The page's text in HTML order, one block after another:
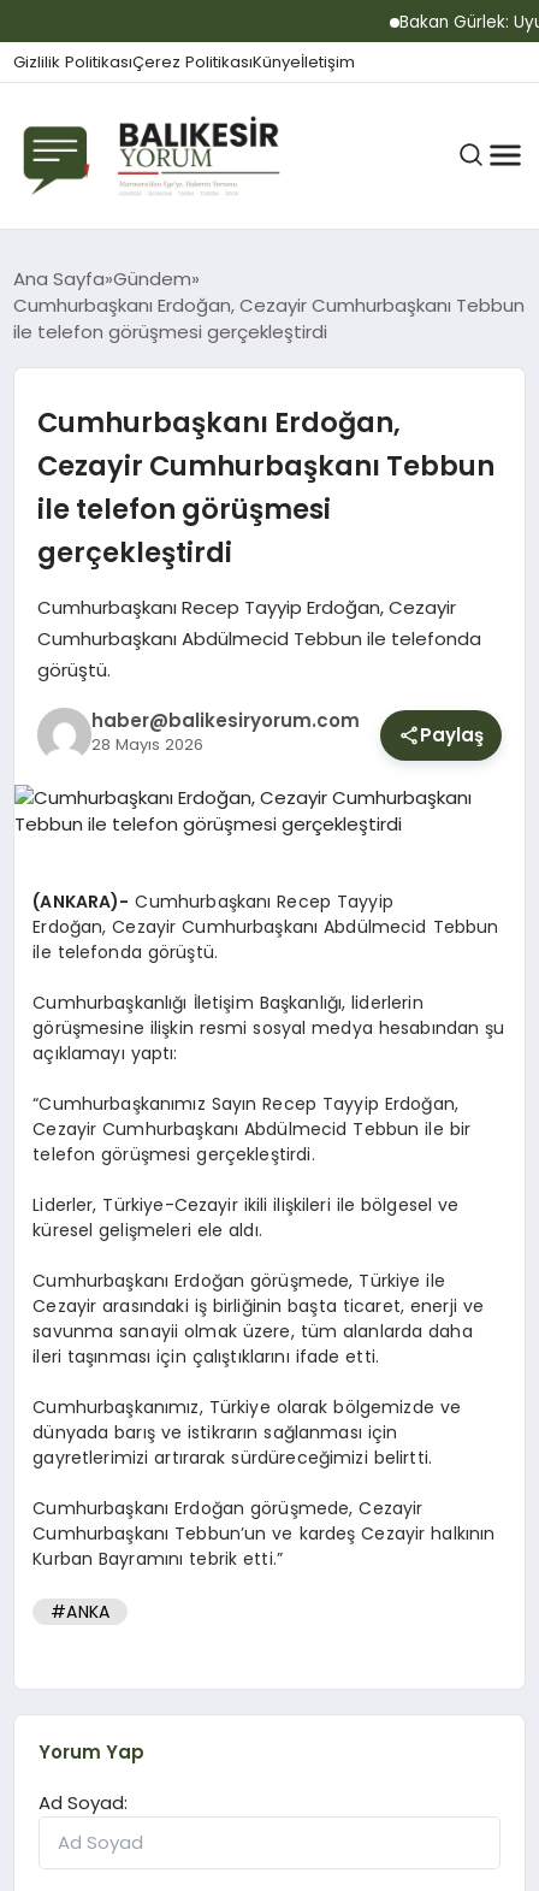
Bakan Gürlek:
Gizlilik PolitikasıÇerez PolitikasıKünyeİletişim
BALIKESIR
GÜNDEM
BÜLTEN
YURT
DIŞ
Ana Sayfa Gündem
Cumhurbaşkanı Erdoğan, Cezayir Cumhurbaşkanı Tebbun
ile telefon görüşmesi gerçekleştirdi
Cumhurbaşkanı Erdoğan,
Cezayir Cumhurbaşkanı Tebbun
ile telefon görüşmesi
gerçekleştirdi
Cumhurbaşkanı Recep Tayyip Erdoğan, Cezayir
Cumhurbaşkanı Abdülmecid Tebbun ile telefonda
görüştü.
haber@balikesiryorum.com
28 Mayıs 2026 Paylaş
(ANKARA)- Cumhurbaşkanı Recep Tayyip
Erdoğan, Cezayir Cumhurbaşkanı Abdülmecid Tebbun
ile telefonda görüştü.
Cumhurbaşkanlığı İletişim Başkanlığı, liderlerin
görüşmesine ilişkin resmi sosyal medya hesabından şu
açıklamayı yaptı:
“Cumhurbaşkanımız Sayın Recep Tayyip Erdoğan,
Cezayir Cumhurbaşkanı Abdülmecid Tebbun ile bir
telefon görüşmesi gerçekleştirdi.
Liderler, Türkiye-Cezayir ikili ilişkileri ile bölgesel ve
küresel gelişmeleri ele aldı.
Cumhurbaşkanı Erdoğan görüşmede, Türkiye ile
Cezayir arasındaki iş birliğinin başta ticaret, enerji ve
savunma sanayii olmak üzere, tüm alanlarda daha
ileri taşınması için çalıştıklarını ifade etti.
Cumhurbaşkanımız, Türkiye olarak bölgemizde ve
dünyada barış ve istikrarın sağlanması için
gayretlerimizi artırarak sürdüreceğimizi belirtti.
Cumhurbaşkanı Erdoğan görüşmede, Cezayir
Cumhurbaşkanı Tebbun’un ve kardeş Cezayir halkının
Kurban Bayramını tebrik etti.”
#ANKA
Yorum Yap
Ad Soyad: